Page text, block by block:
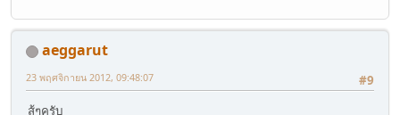
aeggarut
#9
23 พฤศจิกายน 2012, 09:48:07
สู้ๆครับ